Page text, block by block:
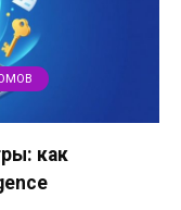
как